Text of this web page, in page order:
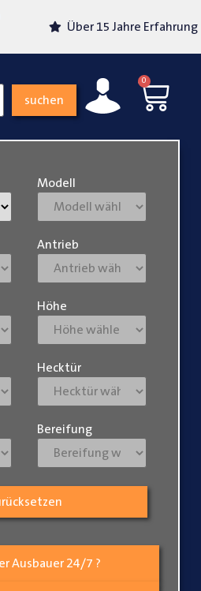
Über 15 Jahre Erfahrung
suchen
0
Ausbauer 24/7 ?
Modell
Antrieb
Höhe
Hecktür
Bereifung